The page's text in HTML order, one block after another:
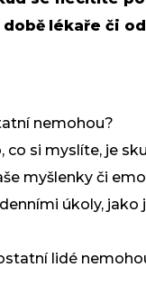
době lékaře či
nemohou?
si myslíte, je
myšlenky či
úkoly, jako
lidé